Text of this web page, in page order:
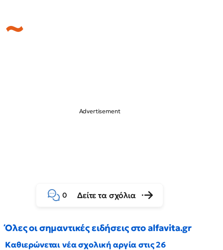
0 Δείτε τα σχόλια
Όλες οι σημαντικές ειδήσεις στο alfavita.gr
Καθιερώνεται νέα σχολική αργία στις 26